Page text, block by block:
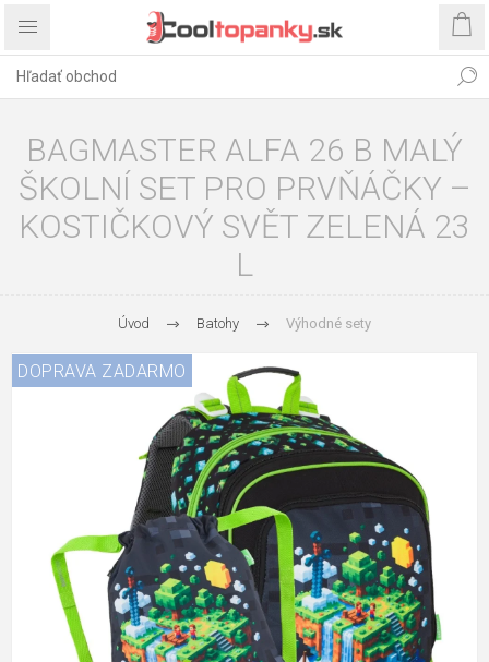
BAGMASTER ALFA 26 B MALÝ
ŠKOLNÍ SET PRO PRVŇÁČKY –
KOSTIČKOVÝ SVĚT ZELENÁ 23
L
Úvod Batohy Výhodné sety
DOPRAVA ZADARMO